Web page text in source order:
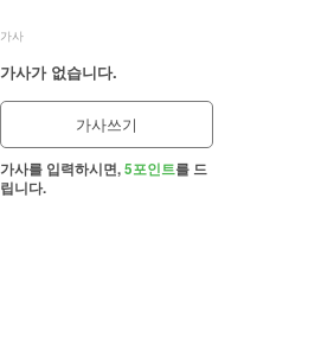
가사
가사가 없습니다.
가사쓰기
가사를 입력하시면,5포인트를 드
립니다.